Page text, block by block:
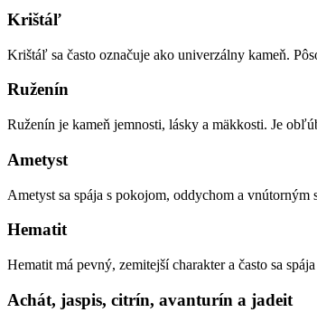
Krištáľ
Krištáľ sa často označuje ako univerzálny kameň.
Ruženín
Ruženín je kameň jemnosti, lásky a mäkkosti. Je
Ametyst
Ametyst sa spája s pokojom, oddychom a
Hematit
Hematit má pevný, zemitejší charakter a často sa
Achát, jaspis, citrín, avanturín a jadeit